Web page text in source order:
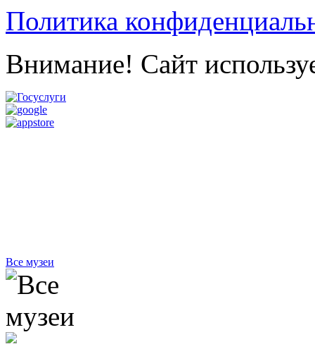
Политика
Внимание! Сайт
Все музеи